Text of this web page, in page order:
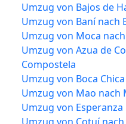
Umzug von Bajos de
Umzug von Baní nach
Umzug von Moca
Umzug von Azua de
Compostela
Umzug von Boca
Umzug von Mao nach
Umzug von